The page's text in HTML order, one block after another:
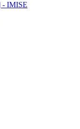
- IMISE